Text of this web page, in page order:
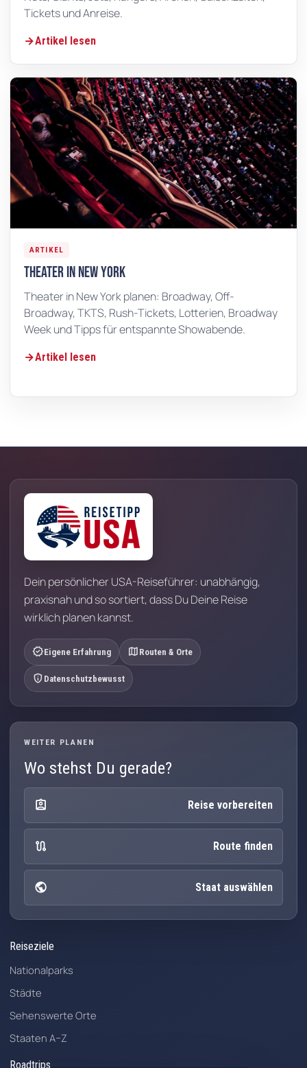
Tickets und Anreise.
Artikel lesen
ARTIKEL
Theater in New York
Theater in New York planen: Broadway, Off-
Broadway, TKTS, Rush-Tickets, Lotterien, Broadway
Week und Tipps für entspannte Showabende.
Artikel lesen
Dein persönlicher USA-Reiseführer: unabhängig,
praxisnah und so sortiert, dass Du Deine Reise
wirklich planen kannst.
verifiedEigene Erfahrung map Routen & Orte
privacy_tip Datenschutzbewusst
WEITER PLANEN
Wo stehst Du gerade?
assignment_ind Reise vorbereiten
route Route finden
public Staat auswählen
Reiseziele
Nationalparks
Städte
Sehenswerte Orte
Staaten A–Z
Roadtrips